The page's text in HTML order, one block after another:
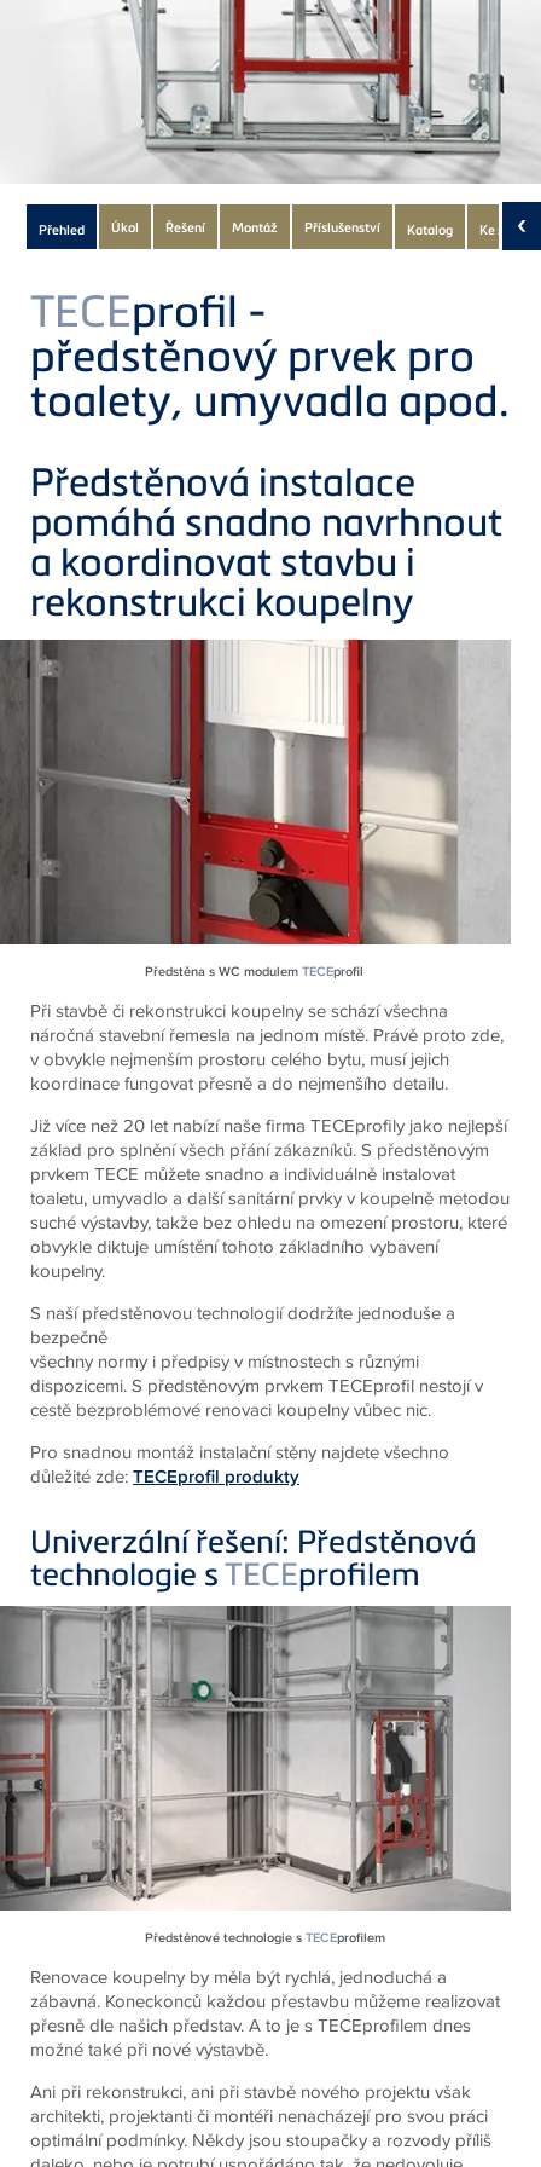
Subnavigation
of
current
Product
Přehled Úkol Řešení Montáž Příslušenství Katalog Ke ‹
TECEprofil -
předstěnový prvek pro
toalety, umyvadla apod.
Předstěnová instalace
pomáhá snadno navrhnout
a koordinovat stavbu i
rekonstrukci koupelny
Předstěna s WC modulemTECEprofil
Při stavbě či rekonstrukci koupelny se schází všechna
náročná stavební řemesla na jednom místě. Právě proto zde,
v obvykle nejmenším prostoru celého bytu, musí jejich
koordinace fungovat přesně a do nejmenšího detailu.
Již více než 20 let nabízí naše firma TECEprofily jako nejlepší
základ pro splnění všech přání zákazníků. S předstěnovým
prvkem TECE můžete snadno a individuálně instalovat
toaletu, umyvadlo a další sanitární prvky v koupelně metodou
suché výstavby, takže bez ohledu na omezení prostoru, které
obvykle diktuje umístění tohoto základního vybavení
koupelny.
S naší předstěnovou technologií dodržíte jednoduše a
bezpečně
všechny normy i předpisy v místnostech s různými
dispozicemi. S předstěnovým prvkem TECEprofil nestojí v
cestě bezproblémové renovaci koupelny vůbec nic.
Pro snadnou montáž instalační stěny najdete všechno
důležité zde:TECEprofil produkty
Univerzální řešení: Předstěnová
technologie sTECEprofilem
Předstěnové technologie sTECEprofilem
Renovace koupelny by měla být rychlá, jednoduchá a
zábavná. Koneckonců každou přestavbu můžeme realizovat
přesně dle našich představ. A to je s TECEprofilem dnes
možné také při nové výstavbě.
Ani při rekonstrukci, ani při stavbě nového projektu však
architekti, projektanti či montéři nenacházejí pro svou práci
optimální podmínky. Někdy jsou stoupačky a rozvody příliš